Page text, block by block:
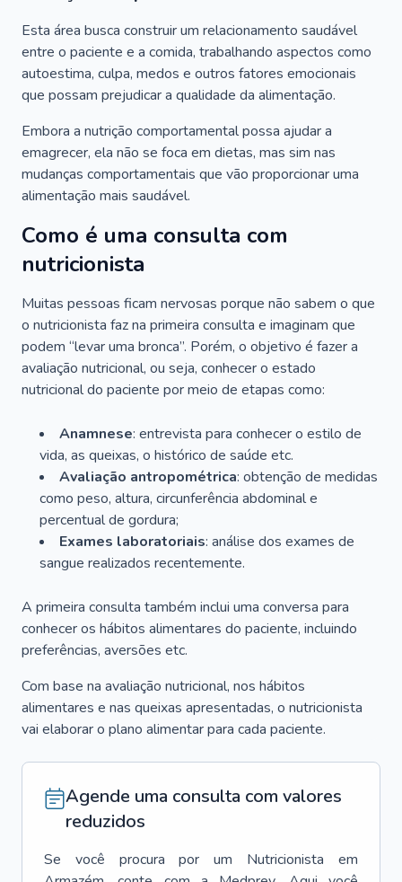
Esta área busca construir um relacionamento saudável
entre o paciente e a comida, trabalhando aspectos como
autoestima, culpa, medos e outros fatores emocionais
que possam prejudicar a qualidade da alimentação.
Embora a nutrição comportamental possa ajudar a
emagrecer, ela não se foca em dietas, mas sim nas
mudanças comportamentais que vão proporcionar uma
alimentação mais saudável.
Como é uma consulta com
nutricionista
Muitas pessoas ficam nervosas porque não sabem o que
o nutricionista faz na primeira consulta e imaginam que
podem “levar uma bronca”. Porém, o objetivo é fazer a
avaliação nutricional, ou seja, conhecer o estado
nutricional do paciente por meio de etapas como:
Anamnese: entrevista para conhecer o estilo de
vida, as queixas, o histórico de saúde etc.
Avaliação antropométrica: obtenção de medidas
como peso, altura, circunferência abdominal e
percentual de gordura;
Exames laboratoriais: análise dos exames de
sangue realizados recentemente.
A primeira consulta também inclui uma conversa para
conhecer os hábitos alimentares do paciente, incluindo
preferências, aversões etc.
Com base na avaliação nutricional, nos hábitos
alimentares e nas queixas apresentadas, o nutricionista
vai elaborar o plano alimentar para cada paciente.
Agende uma consulta com valores
reduzidos
Se você procura por um Nutricionista
em